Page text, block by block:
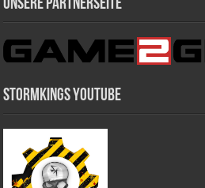
Unsere Partnerseite
Stormkings Youtube